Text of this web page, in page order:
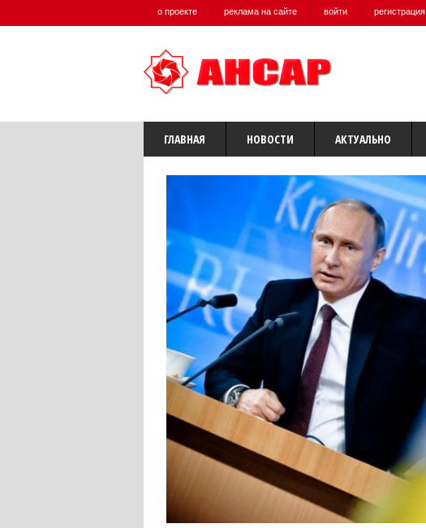
о проекте реклама на сайте войти регистрация
ГЛАВНАЯ НОВОСТИ АКТУАЛЬНО